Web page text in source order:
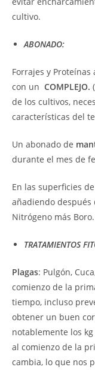
cultivo.
ABONADO:
Forrajes y Proteínas
con un COMPLEJO.
de los cultivos,
características del
Un abonado de
durante el mes de
En las superficies
añadiendo
Nitrógeno más Boro.
TRATAMIENTOS
Plagas: Pulgón,
comienzo de la
tiempo, incluso
obtener un buen
notablemente los
al comienzo de la
cambia, lo que nos